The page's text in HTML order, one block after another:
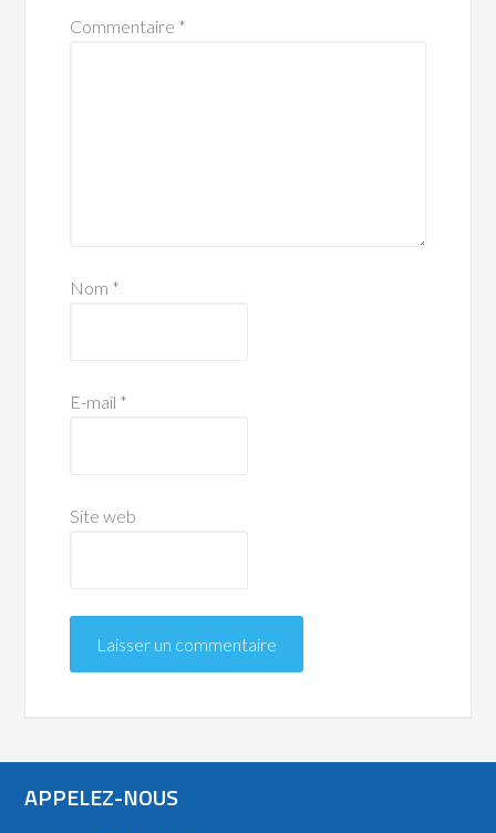
Commentaire *
Nom *
E-mail *
Site web
APPELEZ-NOUS